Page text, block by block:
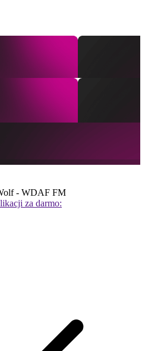
- WDAF FM
za darmo: